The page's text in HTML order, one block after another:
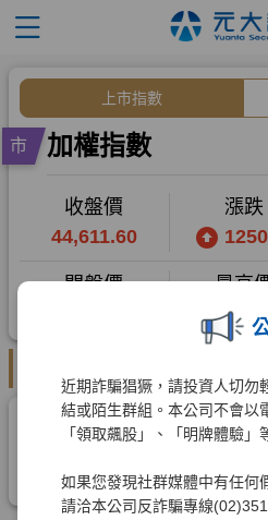
近期詐騙猖獗，請投資人切勿
結或陌生群組。本公司不會以
「領取飆股」、「明牌體驗」
如果您發現社群媒體中有任何
請洽本公司反詐騙專線